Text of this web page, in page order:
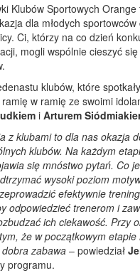
Klubów Sportowych
dla młodych
Ci, którzy na co dzień
mogli wspólnie cieszyć
klubów, które
w ramię ze swoimi
i Arturem
z klubami to dla nas okazja
klubów. Na każdym
się mnóstwo pytań. Co
wysoki poziom
efektywnie
odpowiedzieć trenerom i
ich ciekawość. Przy
że w początkowym
zabawa – powiedział
programu.